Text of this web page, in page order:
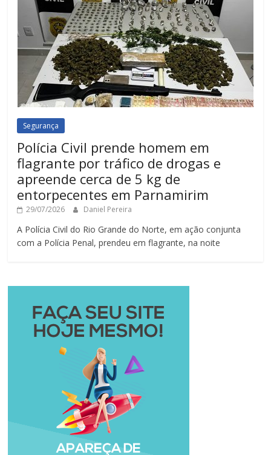
Segurança
Polícia Civil prende homem em
flagrante por tráfico de drogas e
apreende cerca de 5 kg de
entorpecentes em Parnamirim
29/07/2026 Daniel Pereira
A Polícia Civil do Rio Grande do Norte, em ação conjunta
com a Polícia Penal, prendeu em flagrante, na noite